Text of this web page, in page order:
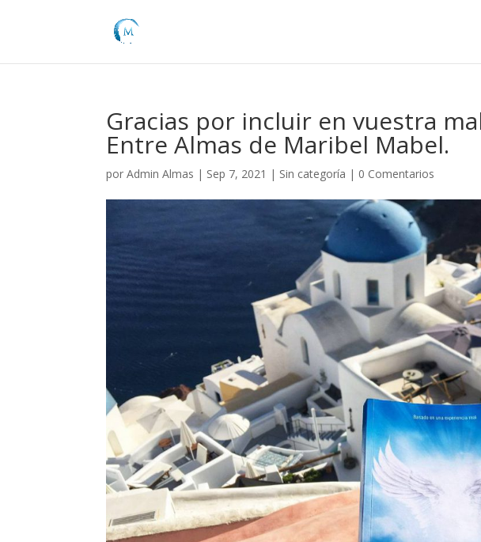
Gracias por incluir en vuestra
Entre Almas de Maribel Mabel.
porAdmin Almas | Sep 7, 2021 | Sin categoría | 0 Comentarios